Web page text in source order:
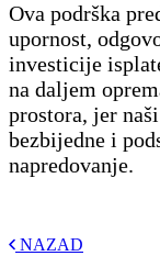
Ova podrška
upornost,
investicije
na daljem
prostora, jer
bezbijedne i
napredovanje.
NAZAD